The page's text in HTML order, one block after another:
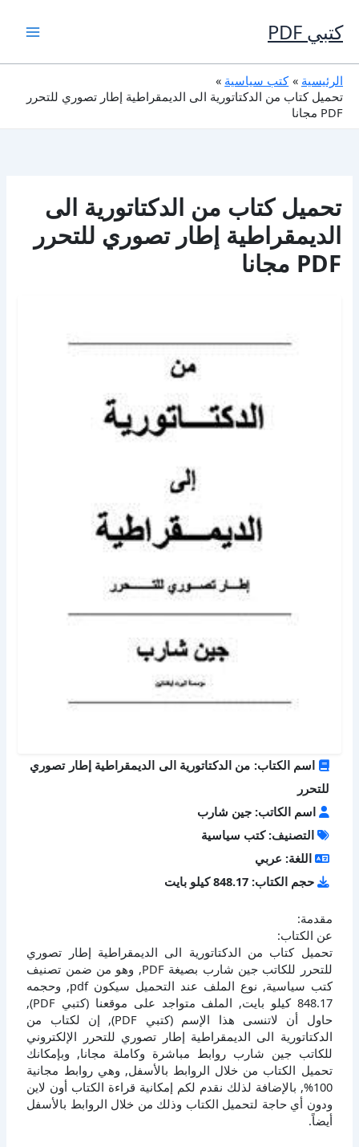
إلى
المحتوى
كتبي PDF
الرئيسية
كتب سياسية
تحميل كتاب من الدكتاتورية الى الديمقراطية إطار تصوري للتحرر
PDF مجانا
تحميل كتاب من الدكتاتورية الى
الديمقراطية إطار تصوري للتحرر
PDF مجانا
اسم الكتاب: من الدكتاتورية الى الديمقراطية إطار تصوري
للتحرر
اسم الكاتب: جين شارب
التصنيف: كتب سياسية
اللغة: عربي
حجم الكتاب: 848.17 كيلو بايت
مقدمة:
عن الكتاب:
تحميل كتاب من الدكتاتورية الى الديمقراطية إطار تصوري
للتحرر للكاتب جين شارب بصيغة PDF, وهو من ضمن تصنيف
كتب سياسية, نوع الملف عند التحميل سيكون pdf, وحجمه
848.17 كيلو بايت, الملف متواجد على موقعنا (كتبي PDF),
حاول أن لاتنسى هذا الإسم (كتبي PDF), إن لكتاب من
الدكتاتورية الى الديمقراطية إطار تصوري للتحرر الإلكتروني
للكاتب جين شارب روابط مباشرة وكاملة مجانا, وبإمكانك
تحميل الكتاب من خلال الروابط بالأسفل, وهي روابط مجانية
100%, بالإضافة لذلك نقدم لكم إمكانية قراءة الكتاب أون لاين
ودون أي حاجة لتحميل الكتاب وذلك من خلال الروابط بالأسفل
أيضاً.